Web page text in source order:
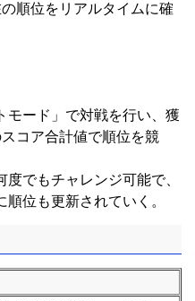
順位をリアルタイムに確
モード」で対戦を行い、獲
コア合計値で順位を競
でもチャレンジ可能で、
位も更新されていく。